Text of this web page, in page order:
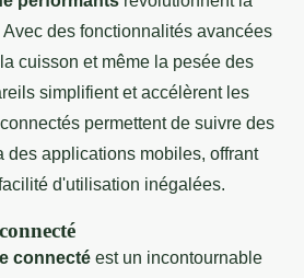
des fonctionnalités avancées
cuisson et même la pesée des
simplifient et accélèrent les
permettent de suivre des
des applications mobiles, offrant
d'utilisation inégalées.
connecté est un incontournable